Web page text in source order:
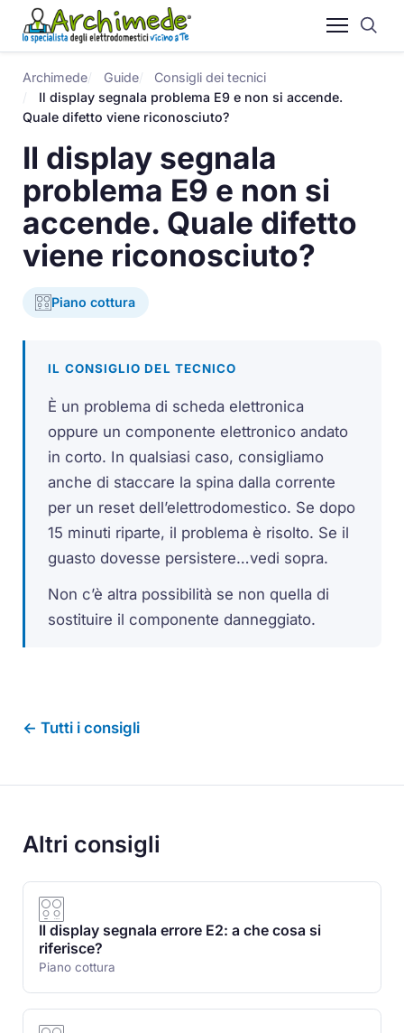
Archimede Guide
Consigli dei tecnici
Il display segnala problema E9 e non si accende.
Quale difetto viene riconosciuto?
Il display segnala
problema E9 e non si
accende. Quale difetto
viene riconosciuto?
Piano cottura
IL CONSIGLIO DEL TECNICO
È un problema di scheda elettronica
oppure un componente elettronico andato
in corto. In qualsiasi caso, consigliamo
anche di staccare la spina dalla corrente
per un reset dell’elettrodomestico. Se dopo
15 minuti riparte, il problema è risolto. Se il
guasto dovesse persistere…vedi sopra.
Non c’è altra possibilità se non quella di
sostituire il componente danneggiato.
← Tutti i consigli
Altri consigli
Il display segnala errore E2: a che cosa si
riferisce?
Piano cottura